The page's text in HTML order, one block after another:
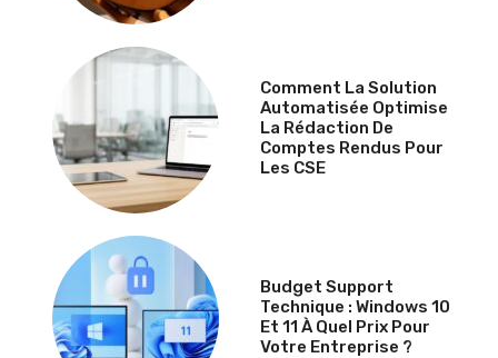
Comment La Solution
Automatisée Optimise
La Rédaction De
Comptes Rendus Pour
Les CSE
Budget Support
Technique : Windows 10
Et 11 À Quel Prix Pour
Votre Entreprise ?